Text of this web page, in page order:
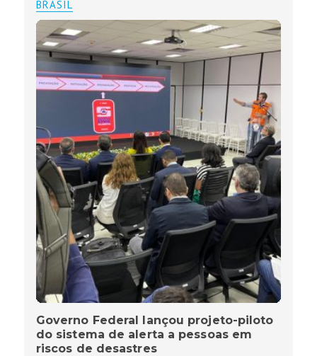
BRASIL
Governo Federal lançou projeto-piloto
do sistema de alerta a pessoas em
riscos de desastres